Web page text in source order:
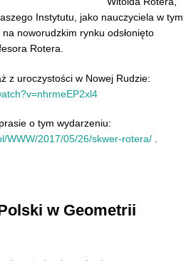
Instytutu, jako nauczyciela w tym
noworudzkim rynku odsłonięto
Rotera.
z uroczystości w Nowej Rudzie:
v=nhrmeEP2xl4
o tym wydarzeniu:
WWW/2017/05/26/skwer-rotera/
w Geometrii